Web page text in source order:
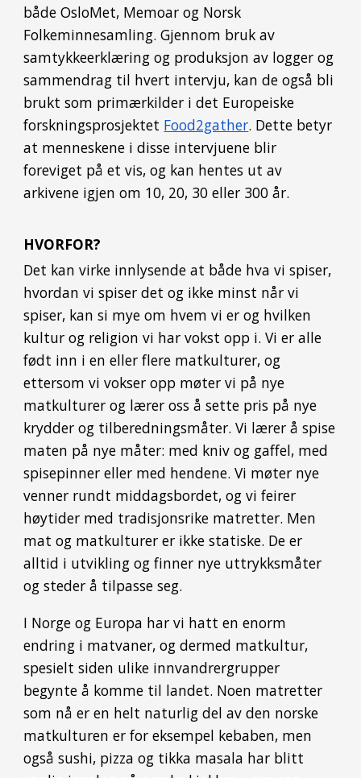
både OsloMet, Memoar og Norsk
Folkeminnesamling. Gjennom bruk av
samtykkeerklæring og produksjon av logger og
sammendrag til hvert intervju, kan de også bli
brukt som primærkilder i det Europeiske
forskningsprosjektet Food2gather. Dette betyr
at menneskene i disse intervjuene blir
foreviget på et vis, og kan hentes ut av
arkivene igjen om 10, 20, 30 eller 300 år.
HVORFOR?
Det kan virke innlysende at både hva vi spiser,
hvordan vi spiser det og ikke minst når vi
spiser, kan si mye om hvem vi er og hvilken
kultur og religion vi har vokst opp i. Vi er alle
født inn i en eller flere matkulturer, og
ettersom vi vokser opp møter vi på nye
matkulturer og lærer oss å sette pris på nye
krydder og tilberedningsmåter. Vi lærer å spise
maten på nye måter: med kniv og gaffel, med
spisepinner eller med hendene. Vi møter nye
venner rundt middagsbordet, og vi feirer
høytider med tradisjonsrike matretter. Men
mat og matkulturer er ikke statiske. De er
alltid i utvikling og finner nye uttrykksmåter
og steder å tilpasse seg.
I Norge og Europa har vi hatt en enorm
endring i matvaner, og dermed matkultur,
spesielt siden ulike innvandrergrupper
begynte å komme til landet. Noen matretter
som nå er en helt naturlig del av den norske
matkulturen er for eksempel kebaben, men
også sushi, pizza og tikka masala har blitt